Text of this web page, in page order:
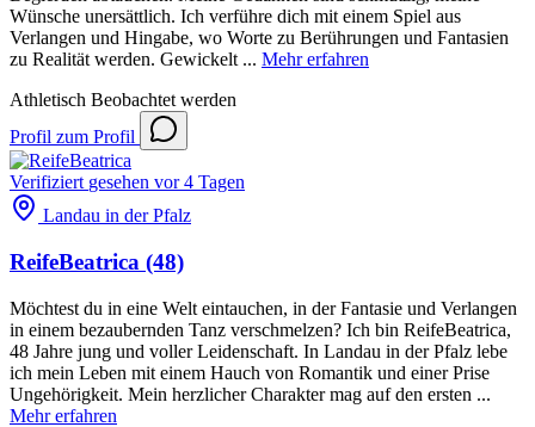
Wünsche unersättlich. Ich verführe dich mit einem Spiel aus
Verlangen und Hingabe, wo Worte zu Berührungen und Fantasien
zu Realität werden. Gewickelt ... Mehr erfahren
Athletisch Beobachtet werden
Profil zum Profil
Verifiziert gesehen vor 4 Tagen
Landau in der Pfalz
ReifeBeatrica (48)
Möchtest du in eine Welt eintauchen, in der Fantasie und Verlangen
in einem bezaubernden Tanz verschmelzen? Ich bin ReifeBeatrica,
48 Jahre jung und voller Leidenschaft. In Landau in der Pfalz lebe
ich mein Leben mit einem Hauch von Romantik und einer Prise
Ungehörigkeit. Mein herzlicher Charakter mag auf den ersten ...
Mehr erfahren